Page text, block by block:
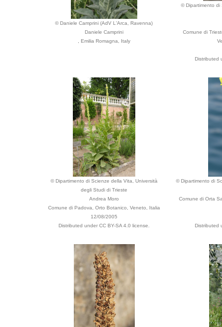
© Daniele Camprini (AdV L'Arca, Ravenna)
Daniele Camprini
, Emilia Romagna, Italy
© Dipartimento di
Comune di
Distributed
© Dipartimento di Scienze della Vita, Università
degli Studi di Trieste
Andrea Moro
Comune di Padova, Orto Botanico, Veneto, Italia
12/08/2005
Distributed under CC BY-SA 4.0 license.
© Dipartimento di
Comune di Orta
Distributed